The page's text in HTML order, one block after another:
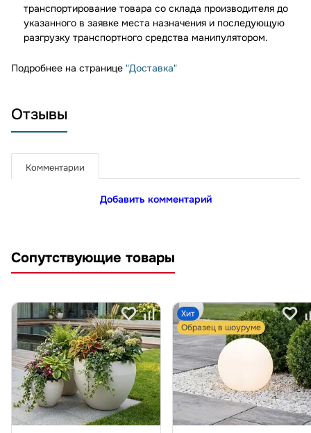
транспортирование товара со склада производителя до
указанного в заявке места назначения и последующую
разгрузку транспортного средства манипулятором.
Подробнее на странице "Доставка"
Отзывы
Комментарии
Добавить комментарий
Сопутствующие товары
Хит
Образец в шоуруме